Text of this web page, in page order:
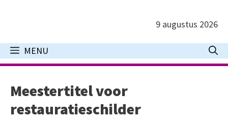
inhoud
9 augustus 2026
MENU
Meestertitel voor
restauratieschilder